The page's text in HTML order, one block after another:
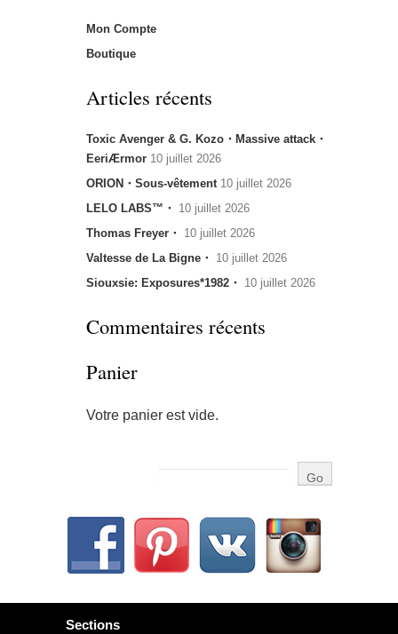
Mon Compte
Boutique
Articles récents
Toxic Avenger & G. Kozo・Massive attack・
EeriÆrmor 10 juillet 2026
ORION・Sous-vêtement 10 juillet 2026
LELO LABS™・ 10 juillet 2026
Thomas Freyer・ 10 juillet 2026
Valtesse de La Bigne・ 10 juillet 2026
Siouxsie: Exposures*1982・ 10 juillet 2026
Commentaires récents
Panier
Votre panier est vide.
Sections